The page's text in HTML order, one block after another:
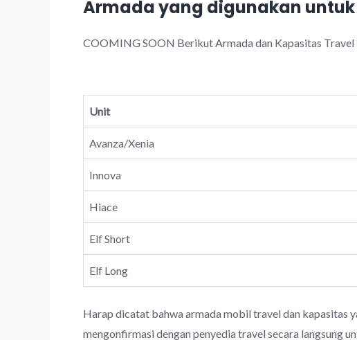
Armada yang digunakan
COOMING SOON Berikut Armada dan Kapasitas Travel
Unit
Avanza/Xenia
Innova
Hiace
Elf Short
Elf Long
Harap dicatat bahwa armada mobil travel dan kapasitas
mengonfirmasi dengan penyedia travel secara langsung